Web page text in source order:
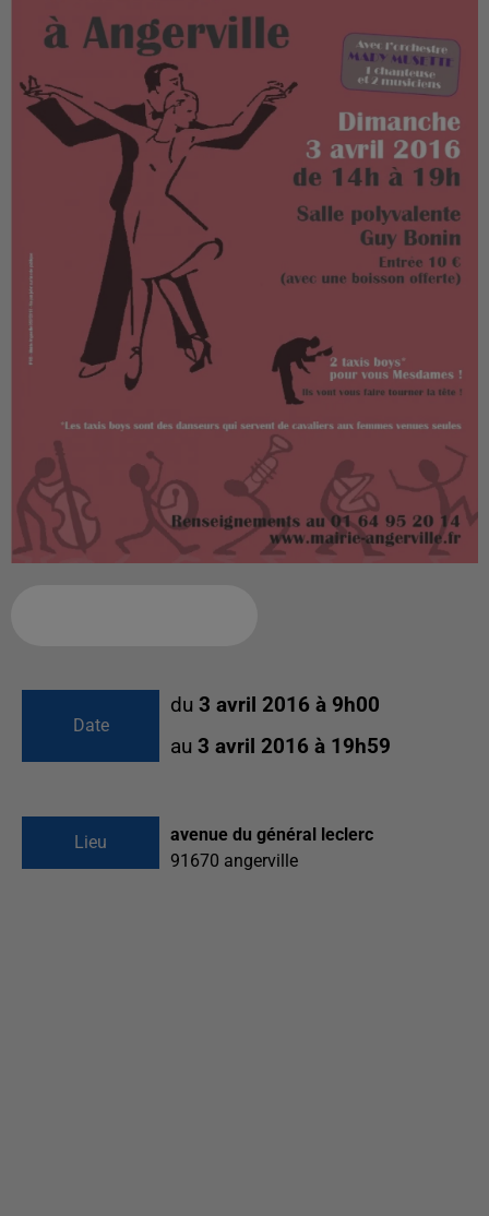
Date
du 3 avril 2016 à 9h00
au 3 avril 2016 à 19h59
Lieu
avenue du général leclerc
91670 angerville